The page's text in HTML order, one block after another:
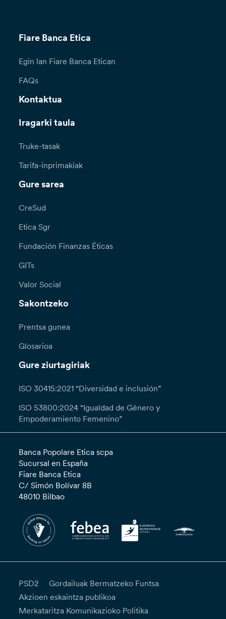
Fiare Banca Etica
Egin lan Fiare Banca Etican
FAQs
Kontaktua
Iragarki taula
Truke-tasak
Tarifa-inprimakiak
Gure sarea
CreSud
Etica Sgr
Fundación Finanzas Éticas
GITs
Valor Social
Sakontzeko
Prentsa gunea
Glosarioa
Gure ziurtagiriak
ISO 30415:2021 “Diversidad e inclusión”
ISO 53800:2024 “Igualdad de Género y
Empoderamiento Femenino”
Banca Popolare Etica scpa
Sucursal en España
Fiare Banca Etica
C/ Simón Bolívar 8B
48010 Bilbao
PSD2
Gordailuak Bermatzeko Funtsa
Akzioen eskaintza publikoa
Merkataritza Komunikazioko Politika